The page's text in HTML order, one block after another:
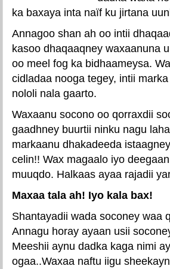
ka baxaya inta naïf ku jirtana
Annagoo shan ah oo intii
kasoo dhaqaaqney waxaanuna
oo meel fog ka bidhaameysa.
cidladaa nooga tegey, intii
nololi nala gaarto.
Waxaanu socono oo qorraxdii
gaadhney buurtii ninku nagu
markaanu dhakadeeda
celin!! Wax magaalo iyo
muuqdo. Halkaas ayaa rajadii
Maxaa tala ah! Iyo kala bax!
Shantayadii wada soconey waa
Annagu horay ayaan usii
Meeshii aynu dadka kaga nimi
ogaa..Waxaa naftu iigu